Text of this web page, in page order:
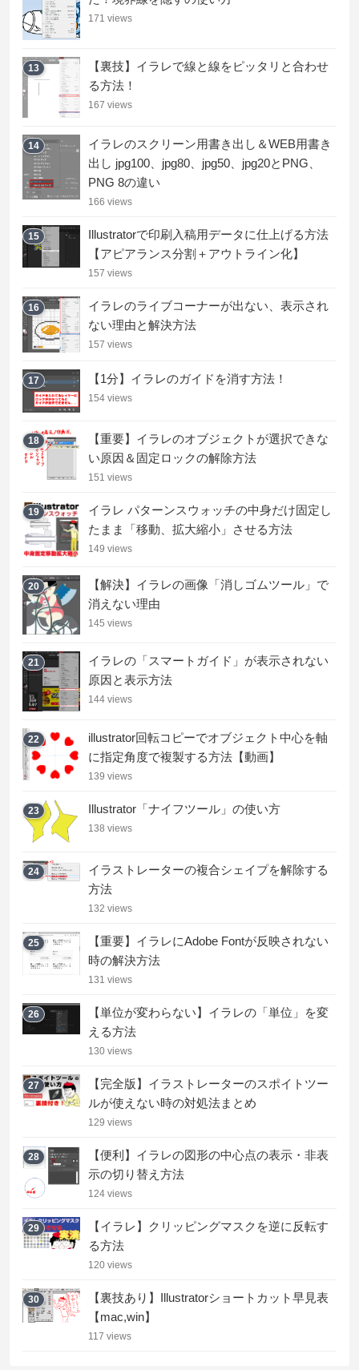
171 views
13
【裏技】イラレで線と線をピッタリと合わせ
る方法！
167 views
14
イラレのスクリーン用書き出し＆WEB用書き
出し jpg100、jpg80、jpg50、jpg20とPNG、
PNG 8の違い
166 views
15
Illustratorで印刷入稿用データに仕上げる方法
【アピアランス分割＋アウトライン化】
157 views
16
イラレのライブコーナーが出ない、表示され
ない理由と解決方法
157 views
17 【1分】イラレのガイドを消す方法！
154 views
18
【重要】イラレのオブジェクトが選択できな
い原因＆固定ロックの解除方法
151 views
19
イラレ パターンスウォッチの中身だけ固定し
たまま「移動、拡大縮小」させる方法
149 views
20
【解決】イラレの画像「消しゴムツール」で
消えない理由
145 views
21
イラレの「スマートガイド」が表示されない
原因と表示方法
144 views
22
illustrator回転コピーでオブジェクト中心を軸
に指定角度で複製する方法【動画】
139 views
23 Illustrator「ナイフツール」の使い方
138 views
24
イラストレーターの複合シェイプを解除する
方法
132 views
25
【重要】イラレにAdobe Fontが反映されない
時の解決方法
131 views
26
【単位が変わらない】イラレの「単位」を変
える方法
130 views
27
【完全版】イラストレーターのスポイトツー
ルが使えない時の対処法まとめ
129 views
28
【便利】イラレの図形の中心点の表示・非表
示の切り替え方法
124 views
29
【イラレ】クリッピングマスクを逆に反転す
る方法
120 views
30
【裏技あり】Illustratorショートカット早見表
【mac,win】
117 views